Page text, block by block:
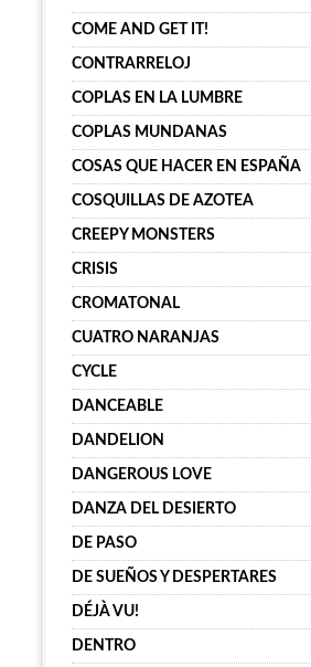
COME AND GET IT!
CONTRARRELOJ
COPLAS EN LA LUMBRE
COPLAS MUNDANAS
COSAS QUE HACER EN ESPAÑA
COSQUILLAS DE AZOTEA
CREEPY MONSTERS
CRISIS
CROMATONAL
CUATRO NARANJAS
CYCLE
DANCEABLE
DANDELION
DANGEROUS LOVE
DANZA DEL DESIERTO
DE PASO
DE SUEÑOS Y DESPERTARES
DÉJÀ VU!
DENTRO